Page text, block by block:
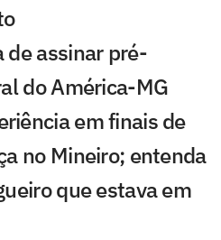
de assinar pré-
do América-MG
em finais de
no Mineiro; entenda
que estava em